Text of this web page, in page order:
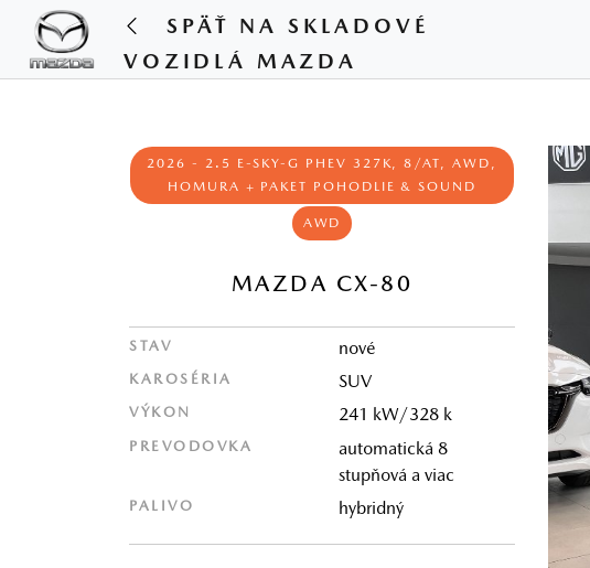
SPÄŤ NA SKLADOVÉ
VOZIDLÁ MAZDA
2026 - 2.5 E-SKY-G PHEV 327K, 8/AT, AWD,
HOMURA + PAKET POHODLIE & SOUND
AWD
MAZDA CX-80
STAV nové
KAROSÉRIA SUV
VÝKON 241 kW/328 k
PREVODOVKA
automatická 8
stupňová a viac
PALIVO hybridný